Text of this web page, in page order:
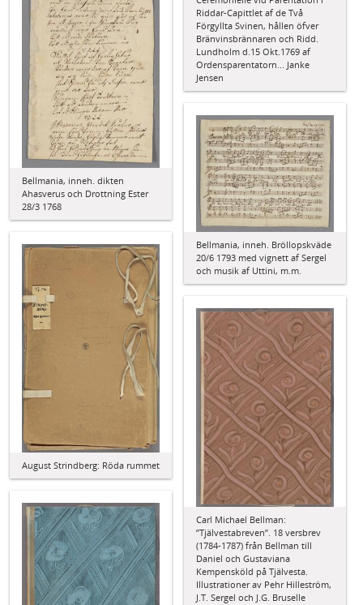
Riddar-Capittlet af de Två
Förgyllta Svinen, hållen öfver
Bränvinsbrännaren och Ridd.
Lundholm d.15 Okt.1769 af
Ordensparentatorn... Janke
Jensen
Bellmania, inneh. dikten
Ahasverus och Drottning Ester
28/3 1768
Bellmania, inneh. Bröllopskväde
20/6 1793 med vignett af Sergel
och musik af Uttini, m.m.
August Strindberg: Röda rummet
Carl Michael Bellman:
”Tjälvestabreven”. 18 versbrev
(1784-1787) från Bellman till
Daniel och Gustaviana
Kempensköld på Tjälvesta.
Illustrationer av Pehr Hilleström,
J.T. Sergel och J.G. Bruselle